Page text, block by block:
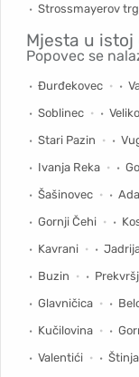
Strossmayerov
Mjesta u istoj
Popovec se
Đurđekovec
Soblinec
Stari Pazin
Ivanja Reka
Šašinovec
Gornji Čehi
Kavrani
Buzin
Glavničica
Kučilovina
Valentići